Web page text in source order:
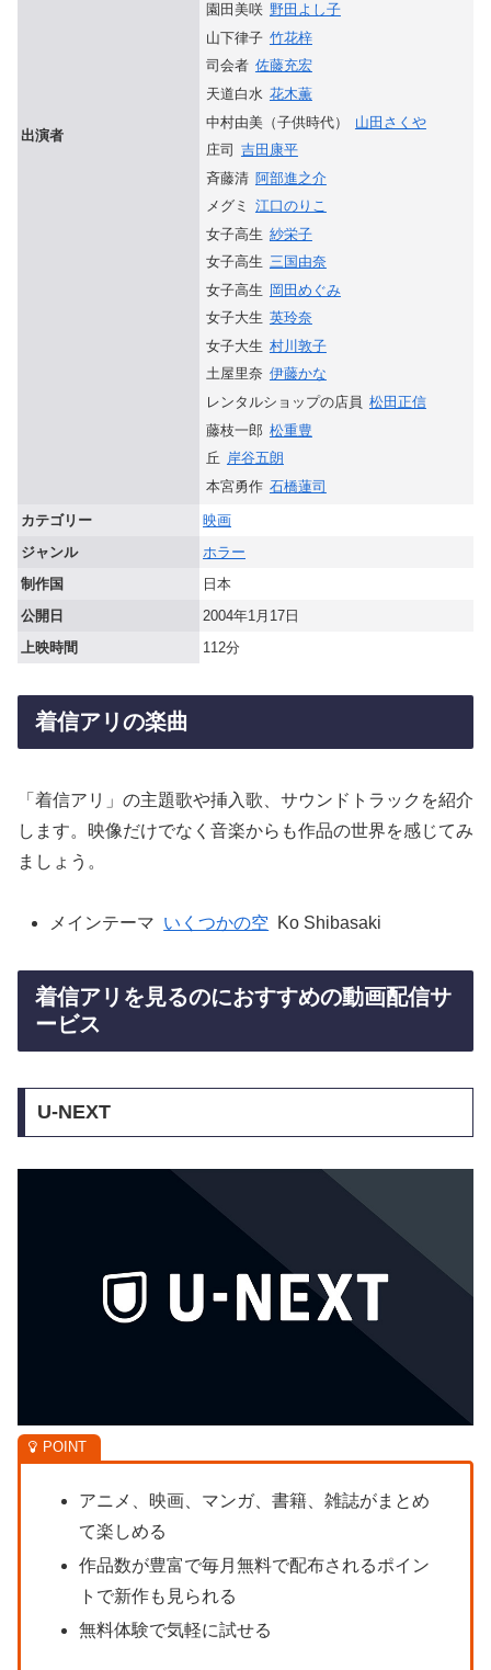
出演者
園田美咲 野田よし子
山下律子 竹花梓
司会者 佐藤充宏
天道白水 花木薫
中村由美（子供時代）
山田さくや
庄司 吉田康平
斉藤清 阿部進之介
メグミ
江口のりこ
女子高生 紗栄子
女子高生 三国由奈
女子高生 岡田めぐみ
女子大生 英玲奈
女子大生 村川敦子
土屋里奈 伊藤かな
レンタルショップの店員 松田正信
藤枝一郎 松重豊
丘 岸谷五朗
本宮勇作 石橋蓮司
カテゴリー
映画
ジャンル
ホラー
制作国
日本
公開日
2004年1月17日
上映時間
112分
着信アリの楽曲
「着信アリ」の主題歌や挿入歌、サウンドトラックを紹介
します。映像だけでなく音楽からも作品の世界を感じてみ
ましょう。
メインテーマ いくつかの空 Ko Shibasaki
着信アリを見るのにおすすめの動画配信サ
ービス
U-NEXT
アニメ、映画、マンガ、書籍、雑誌がまとめ
て楽しめる
作品数が豊富で毎月無料で配布されるポイン
トで新作も見られる
無料体験で気軽に試せる